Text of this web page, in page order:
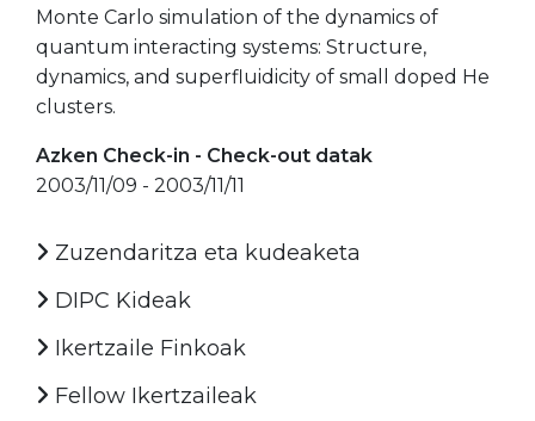
Monte Carlo simulation of the dynamics of
quantum interacting systems: Structure,
dynamics, and superfluidicity of small doped He
clusters.
Azken Check-in - Check-out datak
2003/11/09 - 2003/11/11
Zuzendaritza eta kudeaketa
DIPC Kideak
Ikertzaile Finkoak
Fellow Ikertzaileak